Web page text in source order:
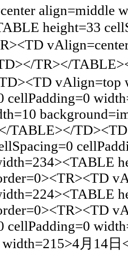
height=33
TR></
vAlign=top
cellPadding=0
TABLE></
cellPadding=0
月14